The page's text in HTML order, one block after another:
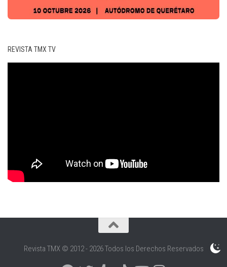
REVISTA TMX TV
Revista TMX © 2012 - 2026 Todos los Derechos Reservados